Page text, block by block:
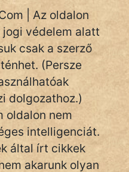
| Az oldalon
jogi védelem alatt
csak a szerző
(Persze
dolgozathoz.)
oldalon nem
intelligenciát.
által írt cikkek
akarunk olyan